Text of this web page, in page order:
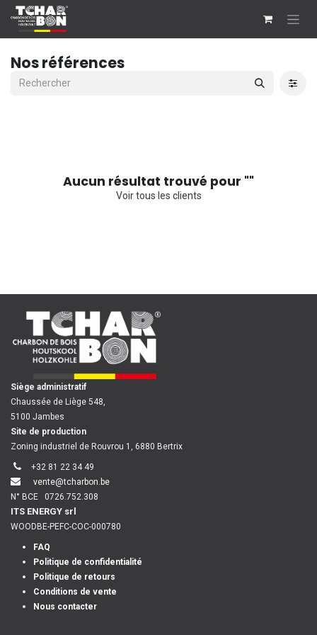
Se rendre au contenu
Nos références
Aucun résultat trouvé pour ""
Voir tous les clients
Siège administratif
Chaussée de Liège 548,
5100 Jambes
Site de production
Zoning industriel de Rouvrou 1, 6880 Bertrix
+32 81 22 34 49
vente@tcharbon.be
N° BCE
0726.752.308
ITS ENERGY srl
WOODBE-PEFC-COC-000780
FAQ
Politique de confidentialité
Politique de retours
Conditions de vente
Nous contacter